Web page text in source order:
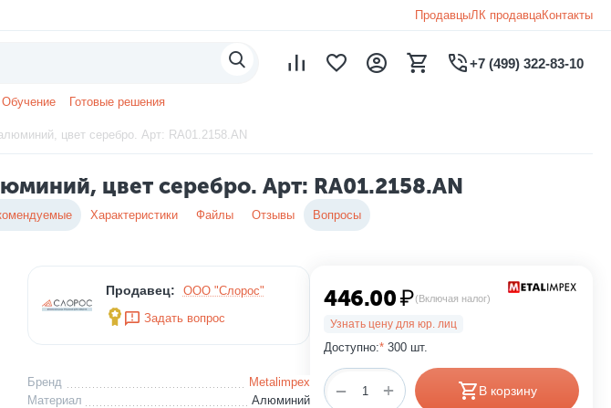
ПродавцыЛК продавцаКонтакты
+7 (499) 322-83-10
Обучение Готовые решения
цвет серебро. Арт: RA01.2158.AN
цвет серебро. Арт: RA01.2158.AN
Характеристики Файлы Отзывы Вопросы
Продавец:
ООО "Слорос"
Задать вопрос
Бренд
Metalimpex
Материал
Алюминий
446.00₽(Включая налог)
Узнать цену для юр. лиц
Доступно:* 300 шт.
+
− В корзину